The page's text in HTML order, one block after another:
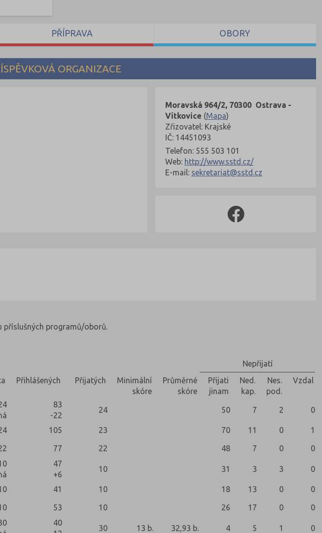
ORGANIZACE
Moravská 964/2, 70300 Ostrava -
Vítkovice (Mapa)
Zřizovatel: Krajské
IČ: 14451093
Telefon: 555 503 101
Web: http://www.sstd.cz/
E-mail: sekretariat@sstd.cz
PŘÍPRAVA OBORY
příslušných programů/oborů.
Nepřijatí
Přihlášených Přijatých
Minimální
skóre
Průměrné
skóre
Přijati
jinam
Ned.
kap.
Nes.
pod.
Vzdal
83
-22
24 50 7 2 0
105 23 70 11 0 1
77 22 48 7 0 0
47
+6
10 31 3 3 0
41 10 18 13 0 0
53 10 26 17 0 0
40
30 13 b. 32,93 b. 4 5 1 0